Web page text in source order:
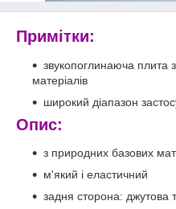
Примітки:
звукопоглинаюча плита
матеріалів
широкий діапазон
Опис:
з природних базових
м'який і еластичний
задня сторона: джутова